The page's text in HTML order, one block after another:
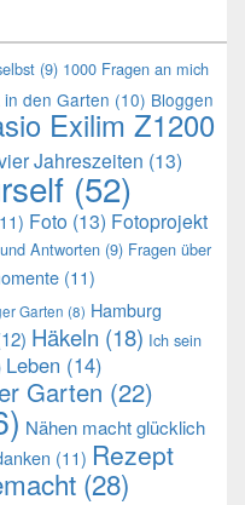
(9) 1000 Fragen an mich
in den Garten (10) Bloggen
Exilim Z1200
Jahreszeiten (13)
(52)
Foto (13) Fotoprojekt
Antworten (9) Fragen über
(11)
Garten (8) Hamburg
Häkeln (18) Ich sein
Leben (14)
Garten (22)
Nähen macht glücklich
(11) Rezept
(28)